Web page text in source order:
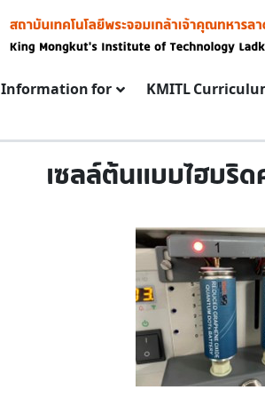
Image
Information for KMITL
เซลล์ต้นแบบไฮบริ